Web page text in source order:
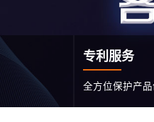
专利服务
全方位保护产品